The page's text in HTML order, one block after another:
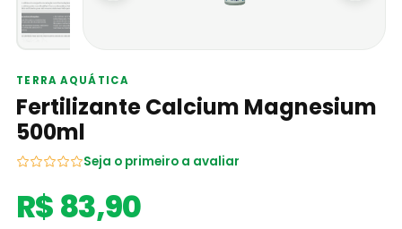
TERRA AQUÁTICA
Fertilizante Calcium Magnesium
500ml
Seja o primeiro a avaliar
R$ 83,90